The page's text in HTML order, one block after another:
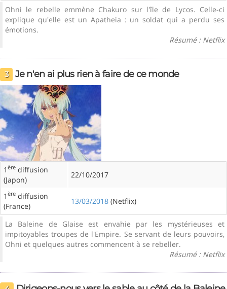
Ohni le rebelle emmène Chakuro sur l'île de Lycos. Celle-ci
explique qu'elle est un Apatheia : un soldat qui a perdu ses
émotions.
Résumé : Netflix
3 Je n'en ai plus rien à faire de ce monde
1 ère diffusion
(Japon)
22/10/2017
1 ère diffusion
(France)
13/03/2018 (Netflix)
La Baleine de Glaise est envahie par les mystérieuses et
impitoyables troupes de l'Empire. Se servant de leurs pouvoirs,
Ohni et quelques autres commencent à se rebeller.
Résumé : Netflix